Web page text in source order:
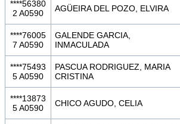
****56380
2 A0590
AGÜEIRA DEL POZO, ELVIRA
****76005
7 A0590
GALENDE GARCIA,
INMACULADA
****75493
5 A0590
PASCUA RODRIGUEZ, MARIA
CRISTINA
****13873
5 A0590
CHICO AGUDO, CELIA